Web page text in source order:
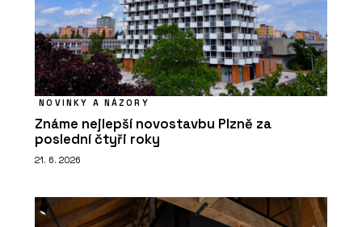
NOVINKY A NÁZORY
Známe nejlepší novostavbu Plzně za
poslední čtyři roky
21. 6. 2026